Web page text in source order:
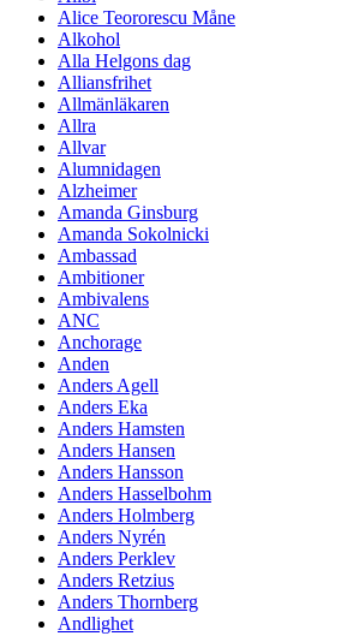
Alice Teororescu Måne
Alkohol
Alla Helgons dag
Alliansfrihet
Allmänläkaren
Allra
Allvar
Alumnidagen
Alzheimer
Amanda Ginsburg
Amanda Sokolnicki
Ambassad
Ambitioner
Ambivalens
ANC
Anchorage
Anden
Anders Agell
Anders Eka
Anders Hamsten
Anders Hansen
Anders Hansson
Anders Hasselbohm
Anders Holmberg
Anders Nyrén
Anders Perklev
Anders Retzius
Anders Thornberg
Andlighet